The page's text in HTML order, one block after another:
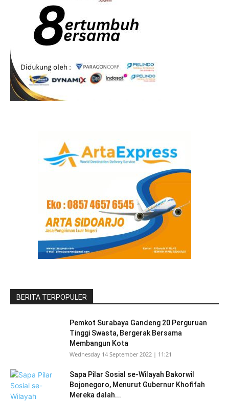
BERITA TERPOPULER
Pemkot Surabaya Gandeng 20 Perguruan
Tinggi Swasta, Bergerak Bersama
Membangun Kota
Wednesday 14 September 2022 | 11:21
Sapa Pilar Sosial se-Wilayah Bakorwil
Bojonegoro, Menurut Gubernur Khofifah
Mereka dalah...